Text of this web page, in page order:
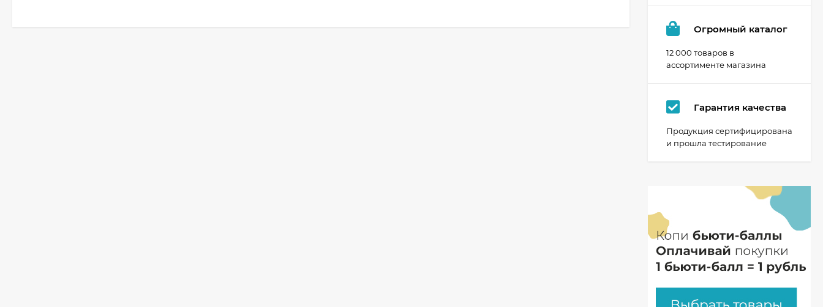
Огромный каталог
12 000 товаров в
ассортименте магазина
Гарантия качества
Продукция сертифицирована
и прошла тестирование